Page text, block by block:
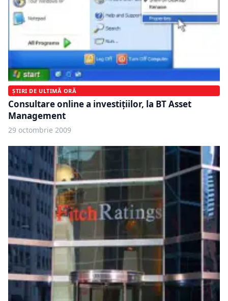
ȘTIRI DE ULTIMĂ ORĂ
Consultare online a investiţiilor, la BT Asset
Management
29 octombrie 2009